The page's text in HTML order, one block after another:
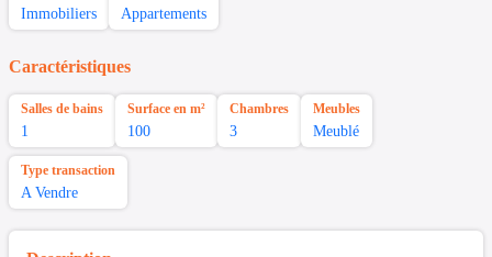
Immobiliers Appartements
Caractéristiques
Salles de bains
1
Surface en m²
100
Chambres
3
Meubles
Meublé
Type transaction
A Vendre